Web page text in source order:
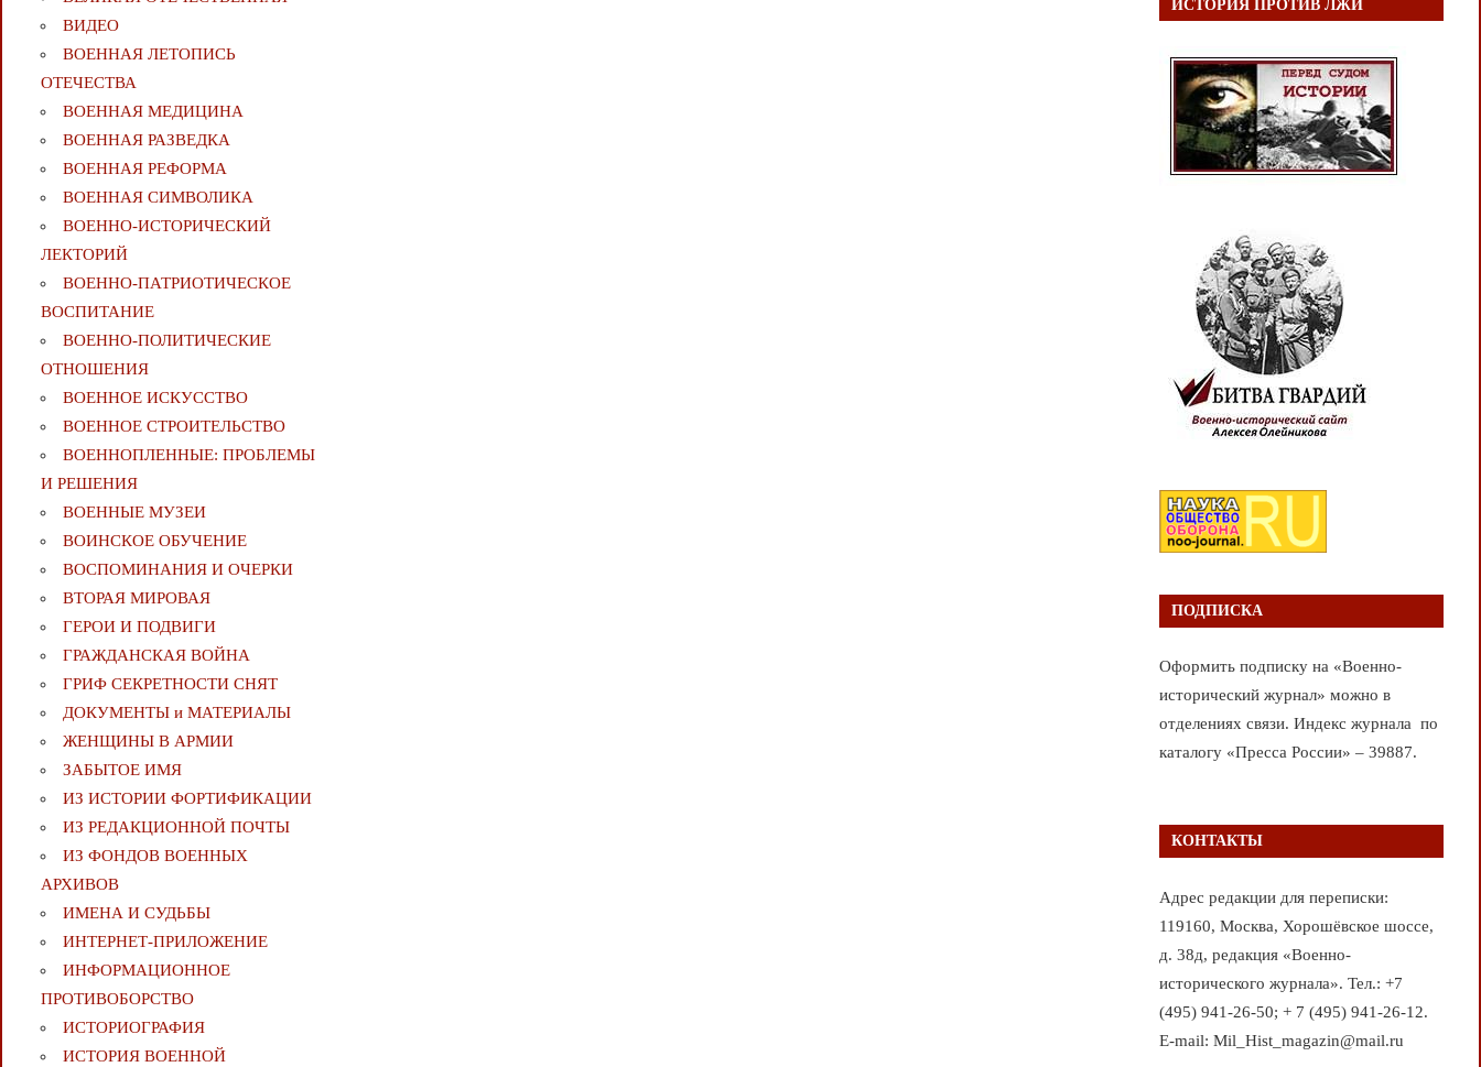
ВИДЕО
ВОЕННАЯ ЛЕТОПИСЬ
ОТЕЧЕСТВА
ВОЕННАЯ МЕДИЦИНА
ВОЕННАЯ РАЗВЕДКА
ВОЕННАЯ РЕФОРМА
ВОЕННАЯ СИМВОЛИКА
ВОЕННО-ИСТОРИЧЕСКИЙ
ЛЕКТОРИЙ
ВОЕННО-ПАТРИОТИЧЕСКОЕ
ВОСПИТАНИЕ
ВОЕННО-ПОЛИТИЧЕСКИE
ОТНОШЕНИЯ
ВОЕННОЕ ИСКУССТВО
ВОЕННОЕ СТРОИТЕЛЬСТВО
ВОЕННОПЛЕННЫЕ: ПРОБЛЕМЫ
И РЕШЕНИЯ
ВОЕННЫЕ МУЗЕИ
ВОИНСКОЕ ОБУЧЕНИЕ
ВОСПОМИНАНИЯ И ОЧЕРКИ
ВТОРАЯ МИРОВАЯ
ГЕРОИ И ПОДВИГИ
ГРАЖДАНСКАЯ ВОЙНА
ГРИФ СЕКРЕТНОСТИ СНЯТ
ДОКУМЕНТЫ и МАТЕРИАЛЫ
ЖЕНЩИНЫ В АРМИИ
ЗАБЫТОЕ ИМЯ
ИЗ ИСТОРИИ ФОРТИФИКАЦИИ
ИЗ РЕДАКЦИОННОЙ ПОЧТЫ
ИЗ ФОНДОВ ВОЕННЫХ
АРХИВОВ
ИМЕНА И СУДЬБЫ
ИНТЕРНЕТ-ПРИЛОЖЕНИЕ
ИНФОРМАЦИОННОЕ
ПРОТИВОБОРСТВО
ИСТОРИОГРАФИЯ
ИСТОРИЯ ВОЕННОЙ
ИСТОРИЯ ПРОТИВ ЛЖИ
ПОДПИСКА
Оформить подписку на «Военно-
исторический журнал» можно в
отделениях связи. Индекс журнала по
каталогу «Пресса России» – 39887.
КОНТАКТЫ
Адрес редакции для переписки:
119160, Москва, Хорошёвское шоссе,
д. 38д, редакция «Военно-
исторического журнала». Тел.: +7
(495) 941-26-50; + 7 (495) 941-26-12.
E-mail: Mil_Hist_magazin@mail.ru